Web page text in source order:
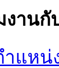
งานกั
ำแหน่